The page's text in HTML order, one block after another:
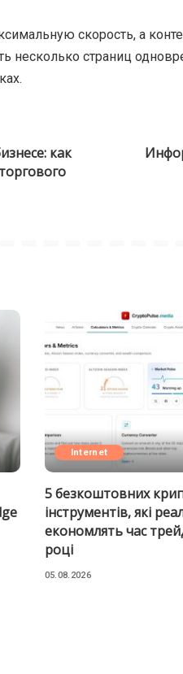
скорость, а
несколько страниц
как
Internet
5 безкоштовних
інструментів, які
економлять час
році
05.08.2026